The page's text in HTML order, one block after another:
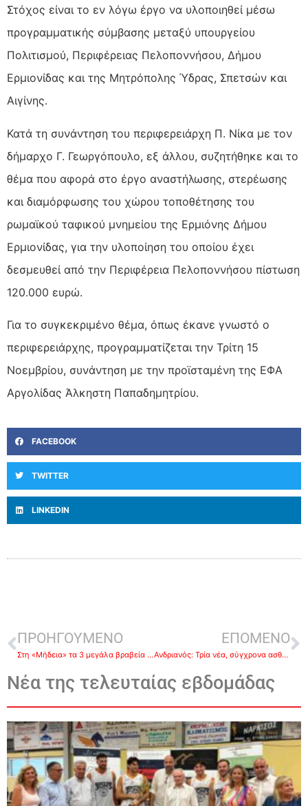
Στόχος είναι το εν λόγω έργο να υλοποιηθεί μέσω
προγραμματικής σύμβασης μεταξύ υπουργείου
Πολιτισμού, Περιφέρειας Πελοποννήσου, Δήμου
Ερμιονίδας και της Μητρόπολης Ύδρας, Σπετσών και
Αιγίνης.
Κατά τη συνάντηση του περιφερειάρχη Π. Νίκα με τον
δήμαρχο Γ. Γεωργόπουλο, εξ άλλου, συζητήθηκε και το
θέμα που αφορά στο έργο αναστήλωσης, στερέωσης
και διαμόρφωσης του χώρου τοποθέτησης του
ρωμαϊκού ταφικού μνημείου της Ερμιόνης Δήμου
Ερμιονίδας, για την υλοποίηση του οποίου έχει
δεσμευθεί από την Περιφέρεια Πελοποννήσου πίστωση
120.000 ευρώ.
Για το συγκεκριμένο θέμα, όπως έκανε γνωστό ο
περιφερειάρχης, προγραμματίζεται την Τρίτη 15
Νοεμβρίου, συνάντηση με την προϊσταμένη της ΕΦΑ
Αργολίδας Άλκηστη Παπαδημητρίου.
FACEBOOK
TWITTER
LINKEDIN
ΠΡΟΗΓΟΥΜΕΝΟ
Στη «Μήδεια» τα 3 μεγάλα βραβεία του 1ου Φεστιβάλ Επιδαύρου
ΕΠΟΜΕΝΟ
Ανδριανός: Τρία νέα, σύγχρονα ασθενοφόρα για τα Κέντρα Υγείας της Αργολίδας
Νέα της τελευταίας εβδομάδας